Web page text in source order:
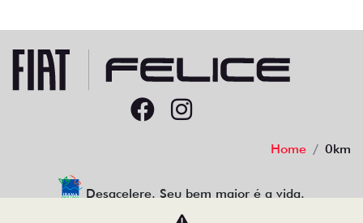
Home 0km
Desacelere. Seu bem maior é a vida.